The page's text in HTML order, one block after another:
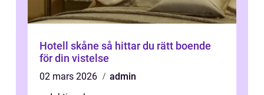
Hotell skåne så hittar du rätt boende
för din vistelse
02 mars 2026
admin